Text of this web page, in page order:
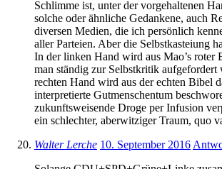
Schlimme ist, unter der vorgehaltenen
solche oder ähnliche Gedankene, auch
diversen Medien, die ich persönlich
aller Parteien. Aber die Selbstkasteiung
In der linken Hand wird aus Mao’s roter
man ständig zur Selbstkritik
rechten Hand wird aus der echten Bibel
interpretierte Gutmenschentum
zukunftsweisende Droge per Infusion
ein schlechter, aberwitziger Traum, quo
Walter Lerche 10. September 2016